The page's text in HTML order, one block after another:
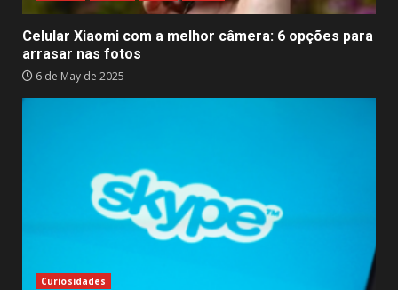
Celular Xiaomi com a melhor câmera: 6 opções para
arrasar nas fotos
6 de May de 2025
Curiosidades